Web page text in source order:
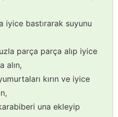
iyice bastırarak suyunu
parça parça alıp iyice
alın,
kırın ve iyice
una ekleyip